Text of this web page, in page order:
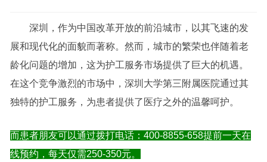
深圳，作为中国改革开放的前沿城市，以其飞速的发
展和现代化的面貌而著称。然而，城市的繁荣也伴随着老
龄化问题的增加，这为护工服务市场提供了巨大的机遇。
在这个竞争激烈的市场中，深圳大学第三附属医院通过其
独特的护工服务，为患者提供了医疗之外的温馨呵护。
而患者朋友可以通过拨打电话：400-8855-658提前一天在
线预约，每天仅需250-350元。